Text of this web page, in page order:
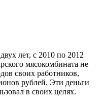
лет, с 2010 по 2012
мясокомбината не
своих работников,
рублей. Эти деньги
в своих целях.